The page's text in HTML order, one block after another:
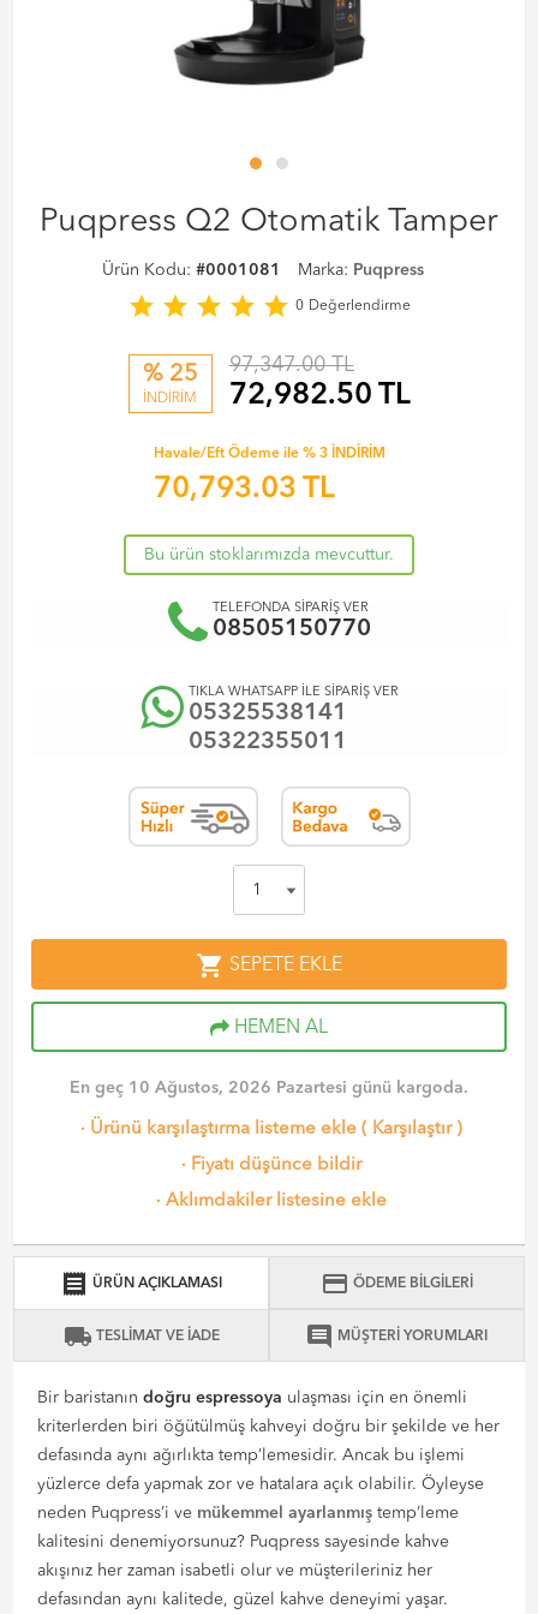
Puqpress Q2 Otomatik Tamper
Ürün Kodu: #0001081 Marka: Puqpress
star star star star star 0 Değerlendirme
% 25
İNDİRİM
97,347.00 TL
72,982.50 TL
Havale/Eft Ödeme ile % 3 İNDİRİM
70,793.03 TL
Bu ürün stoklarımızda mevcuttur.
TELEFONDA SİPARİŞ VER
08505150770
TIKLA WHATSAPP İLE SİPARİŞ VER
05325538141
05322355011
shopping_cart SEPETE EKLE
HEMEN AL
En geç 10 Ağustos, 2026 Pazartesi günü kargoda.
· Ürünü karşılaştırma listeme ekle ( Karşılaştır)
· Fiyatı düşünce bildir
· Aklımdakiler listesine ekle
receipt ÜRÜN AÇIKLAMASI credit_card ÖDEME BİLGİLERİ
local_shipping TESLİMAT VE İADE comment MÜŞTERİ YORUMLARI
Bir baristanındoğru espressoya ulaşması için en önemli
kriterlerden biri öğütülmüş kahveyi doğru bir şekilde ve her
defasında aynı ağırlıkta temp’lemesidir. Ancak bu işlemi
yüzlerce defa yapmak zor ve hatalara açık olabilir. Öyleyse
neden Puqpress’i ve mükemmel ayarlanmış temp’leme
kalitesini denemiyorsunuz? Puqpress sayesinde kahve
akışınız her zaman isabetli olur ve müşterileriniz her
defasından aynı kalitede, güzel kahve deneyimi yaşar.